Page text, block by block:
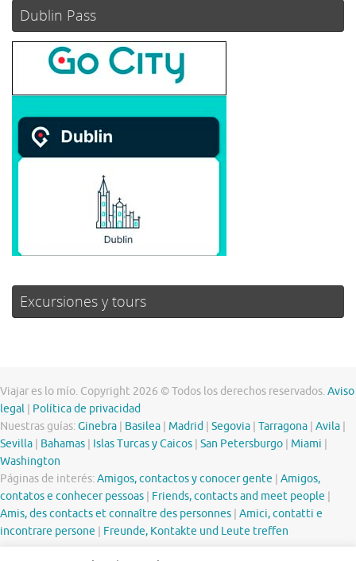
Dublin Pass
Excursiones y tours
Viajar es lo mío. Copyright 2026 © Todos los derechos reservados.Aviso
legal
Política de privacidad
Nuestras guías:Ginebra Basilea Madrid Segovia Tarragona Avila
Sevilla
Bahamas Islas Turcas y Caicos San Petersburgo Miami
Washington
Páginas de interés:Amigos, contactos y conocer gente
Amigos,
contatos e conhecer pessoas
Friends, contacts and meet people
Amis, des contacts et connaître des personnes Amici, contatti e
incontrare persone
Freunde, Kontakte und Leute treffen